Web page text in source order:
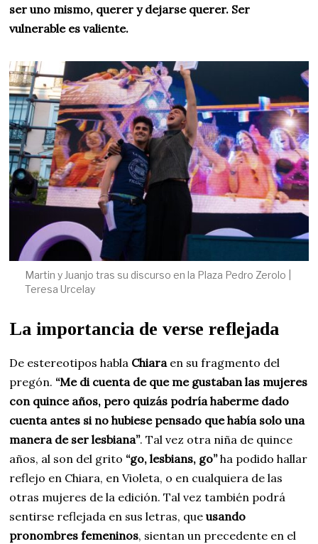
ser uno mismo, querer y dejarse querer. Ser
vulnerable es valiente.
Martin y Juanjo tras su discurso en la Plaza Pedro Zerolo |
Teresa Urcelay
La importancia de verse reflejada
De estereotipos habla Chiaraen su fragmento del
pregón. “Me di cuenta de que me gustaban las mujeres
con quince años, pero quizás podría haberme dado
cuenta antes si no hubiese pensado que había solo una
manera de ser lesbiana”. Tal vez otra niña de quince
años, al son del grito “go, lesbians, go”ha podido hallar
reflejo en Chiara, en Violeta, o en cualquiera de las
otras mujeres de la edición. Tal vez también podrá
sentirse reflejada en sus letras, queusando
pronombres femeninos, sientan un precedente en el